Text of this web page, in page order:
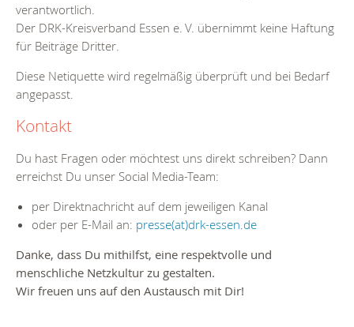
verantwortlich.
Der DRK-Kreisverband Essen e. V. übernimmt keine Haftung
für Beiträge Dritter.
Diese Netiquette wird regelmäßig überprüft und bei Bedarf
angepasst.
Kontakt
Du hast Fragen oder möchtest uns direkt schreiben? Dann
erreichst Du unser Social Media-Team:
per Direktnachricht auf dem jeweiligen Kanal
oder per E-Mail an: presse(at)drk-essen.de
Danke, dass Du mithilfst, eine respektvolle und
menschliche Netzkultur zu gestalten.
Wir freuen uns auf den Austausch mit Dir!